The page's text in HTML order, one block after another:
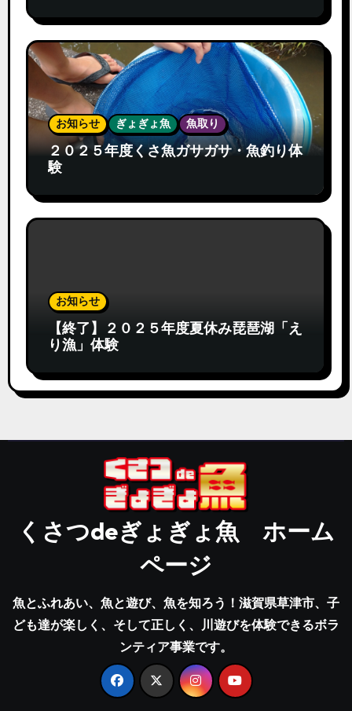
お知らせ ぎょぎょ魚 魚取り
２０２５年度くさ魚ガサガサ・魚釣り体
験
お知らせ
【終了】２０２５年度夏休み琵琶湖「え
り漁」体験
くさつdeぎょぎょ魚 ホーム
ページ
魚とふれあい、魚と遊び、魚を知ろう！滋賀県草津市、子
ども達が楽しく、そして正しく、川遊びを体験できるボラ
ンティア事業です。